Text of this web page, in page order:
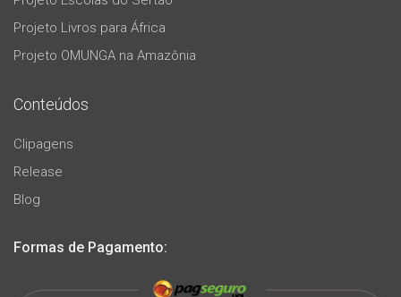
Projeto Livros para África
Projeto OMUNGA na Amazônia
Conteúdos
Clipagens
Release
Blog
Formas de Pagamento: